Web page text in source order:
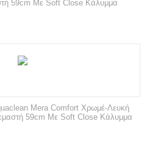
59cm Με Soft Close Κάλυμμα
Mera Comfort Χρωμέ-Λευκή
59cm Με Soft Close Κάλυμμα